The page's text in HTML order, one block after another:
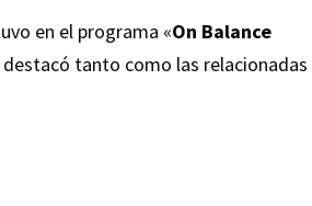
en el programa «On Balance
tanto como las relacionadas